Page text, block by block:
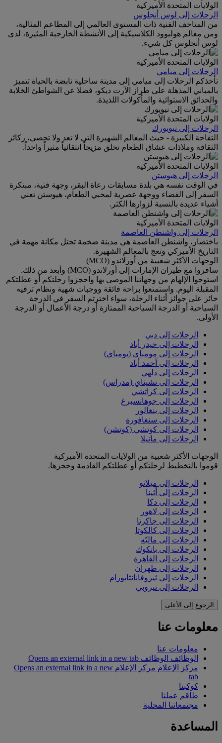
الولايات المتحدة الأميركية
الرحلات إلى لوس أنجلوس
من المتاحف الفنية ذات المستوى العالمي إلى المطاعم المثالية،
ومن معالم هوليوود الكلاسيكية إلى الأنشطة الخارجية المثيرة، لدى
لوس أنجلوس كل شيء.
الولايات المتحدة الأميركية
الرحلات إلى ميامي
تأخذكم الرحلات إلى ميامي إلى مدينة ساحلية نابضة بالحياة تتميز
بالمباني المذهلة على طراز الآرت ديكو، فضلا عن الشواطئ الخلابة
والحدائق الاستوائية والمأكولات اللذيذة.
الولايات المتحدة الأميركية
الرحلات إلى نيويورك
التفاحة الكبيرة - حيث المعالم الشهيرة التي لا تعد ولا تحصى، ركائز
الثقافة وملاذات عشاق الطعام تخلق مزيجاً انتقائياً مثيراً واحداً.
الولايات المتحدة الأميركية
الرحلات إلى هيوستن
في الوقت نفسه هي بلدة مسابقات رعاة البقر، وجهة فنية، مبتكرة
السفر إلى الفضاء ووجهة عصرية لمحبي الطعام، هيوستن تعني
أشياء عديدة بالنسبة لزوارها الكثر.
الولايات المتحدة الأميركية
الرحلات إلى واشنطن العاصمة
باختصار، واشنطن العاصمة هي مدينة ضخمة تحتل مكانة مهمة في
التاريخ الأميركي وتعج بالمعالم الشهيرة.
الوجهات الأكثر شعبية من أورلاندو (MCO)
سافروا مع طيران الإمارات إلى أورلاندو (MCO) وأبعد من ذلك.
استوحوا الإلهام من وجهاتنا الموصى بها واحجزوا رحلتكم أو عطلتكم
المقبلة اليوم. واستمتعوا براحة فائقة ووجبات شهية ونظام ترفيه
حائز على جوائز أثناء الرحلة، سواء اخترتم السفر في الدرجة
السياحية أو الدرجة السياحية الممتازة أو درجة الأعمال أو الدرجة
الأولى.
الرحلات إلى دبي
الرحلات إلى حيدر أباد
الرحلات إلى مومباي (بومباي)
الرحلات إلى أحمد أباد
الرحلات إلى دلهي
الرحلات إلى تشيناي (مدراس)
الرحلات إلى كراتشي
الرحلات إلى جوهانسبرغ
الرحلات إلى بنغالور
الرحلات إلى سنغافورة
الرحلات إلى كوتشي (كوتشن)
الرحلات إلى مانيلا
الوجهات الأكثر شعبية من الولايات المتحدة الأميركية
قوموا بالتخطيط لرحلتكم أو عطلتكم القادمة وحجزها.
الرحلات إلى ميلانو
الرحلات إلى أثينا
الرحلات إلى دكا
الرحلات إلى لاهور
الرحلات إلى جاكرتا
الرحلات إلى كالكوتا
الرحلات إلى ماليّه
الرحلات إلى بانكوك
الرحلات إلى القاهرة
الرحلات إلى طهران
الرحلات إلى ثيروفانانثابورام
الرحلات إلى نيروبي
الرجوع إلى الأعلى
معلومات عنا
معلومات عنا
الوظائف الوظائف Opens an external link in a new tab
مركز الإعلام
مركز الإعلام Opens an external link in a new
tab
كوكبنا
طاقم عملنا
مجتمعاتنا المحلية
المساعدة